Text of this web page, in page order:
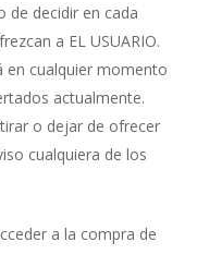
de decidir en cada
a EL USUARIO.
en cualquier momento
actualmente.
o dejar de ofrecer
cualquiera de los
a la compra de